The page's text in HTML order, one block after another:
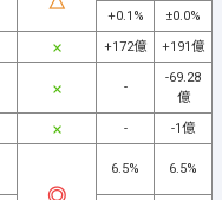
+0.1%
±0.0%
+172億 +191億
-
-69.28
億
- -1億
6.5% 6.5%